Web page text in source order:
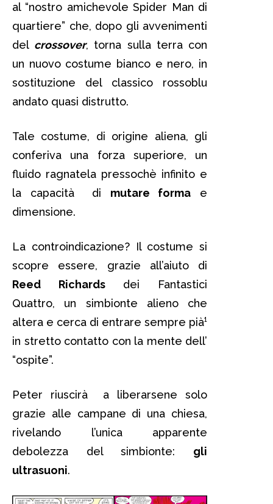
al “nostro amichevole Spider Man di
quartiere” che, dopo gli avvenimenti
del crossover, torna sulla terra con
un nuovo costume bianco e nero, in
sostituzione del classico rossoblu
andato quasi distrutto.
Tale costume, di origine aliena, gli
conferiva una forza superiore, un
fluido ragnatela pressochè infinito e
la capacità di mutare forma e
dimensione.
La controindicazione? Il costume si
scopre essere, grazie all’aiuto di
Reed Richardsdei Fantastici
Quattro, un simbionte alieno che
altera e cerca di entrare sempre pià¹
in stretto contatto con la mente dell’
“ospite”.
Peter riuscirà a liberarsene solo
grazie alle campane di una chiesa,
rivelando l’unica apparente
debolezza del simbionte: gli
ultrasuoni.